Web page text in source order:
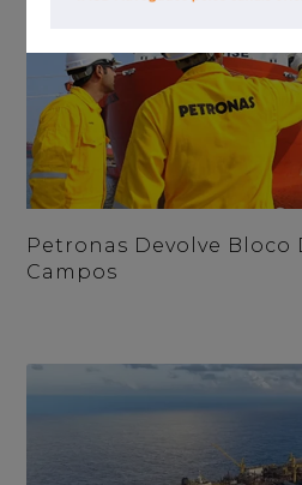
Petronas Devolve Bloco
Campos